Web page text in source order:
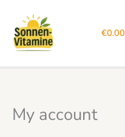
content
€0.00
My account